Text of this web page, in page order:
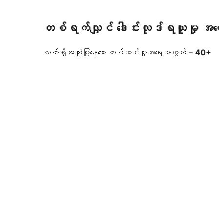
တစ်ရက်လျှင် ဒေါင်းလုဒ်ရယူမှု
လက်ရှိအသုံးပြုနေသော တပ်ဆင်မှုအရေအတွက် – 40+